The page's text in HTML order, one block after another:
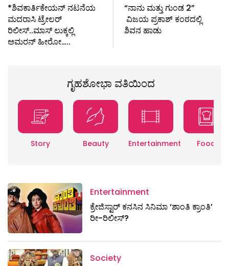
*ಶಿವಕಾರ್ತಿಕೇಯನ್ ನಟನೆಯ
ಮದರಾಸಿ ಟ್ರೇಲರ್
ರಿಲೀಸ್..ಮಾಸ್ ಲುಕ್ಕಲ್ಲಿ
ಅಮರನ್ ಹೀರೋ…..
“ನಾನು ಮತ್ತು ಗುಂಡ 2”
ವಿಜಯ ಪ್ರಕಾಶ್ ಕಂಠದಲ್ಲಿ
ಶಿವನ ಹಾಡು
ಗೃಹಶೋಭಾ ವತಿಯಿಂದ
Story Beauty Entertainment Food
Entertainment
ಕ್ರೇಜಿಸ್ಟಾರ್ ಕನಸಿನ ಸಿನಿಮಾ ‘ಶಾಂತಿ ಕ್ರಾಂತಿ’
ರೀ-ರಿಲೀಸ್?
Society